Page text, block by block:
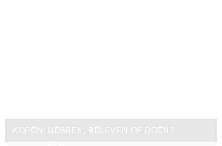
KOPEN, HEBBEN, BELEVEN OF DOEN?